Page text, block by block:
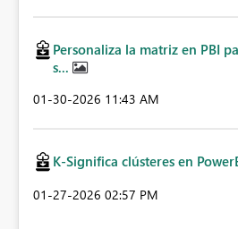
Personaliza la matriz en PBI
s...
‎01-30-2026 11:43 AM
K-Significa clústeres en
‎01-27-2026 02:57 PM